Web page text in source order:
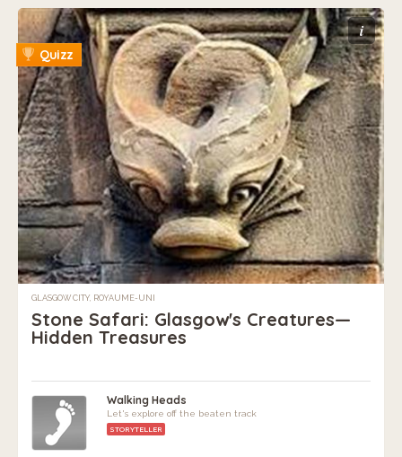
i
Quizz
GLASGOW CITY, ROYAUME-UNI
Stone Safari: Glasgow's Creatures—
Hidden Treasures
Walking Heads
Let's explore off the beaten track
STORYTELLER